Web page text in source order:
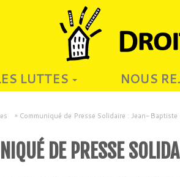
LUTTES NOUS
» Communiqué de Presse Solidaire : Jean-
DE PRESSE